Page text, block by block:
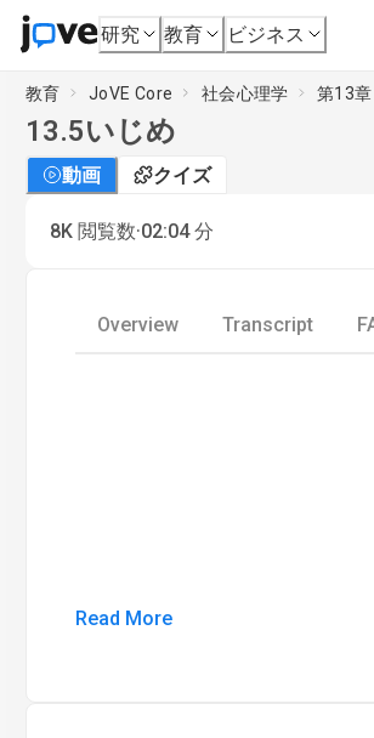
研究 教育 ビジネス
教育 JoVE Core 社会心理学 第13
13.5いじめ
動画 クイズ
8K 閲覧数·02:04 分
Overview Transcript
Read More